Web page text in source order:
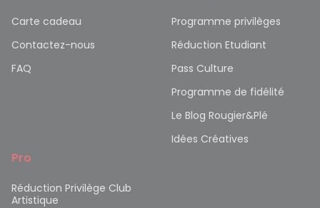
Carte cadeau
Contactez-nous
FAQ
Programme privilèges
Réduction Etudiant
Pass Culture
Programme de fidélité
Le Blog Rougier&Plé
Idées Créatives
Pro
Réduction Privilège Club
Artistique